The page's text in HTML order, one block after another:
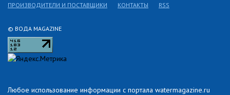
© ВОДА MAGAZINE
Любое использование информации с портала watermagazine.ru
ПРОИЗВОДИТЕЛИ И ПОСТАВЩИКИ КОНТАКТЫ RSS